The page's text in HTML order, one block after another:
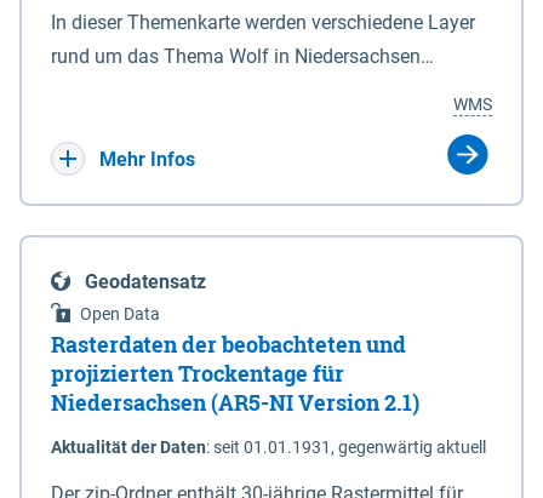
Schutz eines Gebietes vor erhöhten Tiden, vor allem
vor Sturmfluten, zu dienen bestimmt sind (§2 Abs.3
Eigenschaft eines Sperrwerkes durch Widmung, die
die Deichbehörde durch Verordnung ausspricht.
In dieser Themenkarte werden verschiedene Layer
rund um das Thema Wolf in Niedersachsen
sowie Status der bestehenden Wolfsterritorien im
laufenden Monitoringjahr.
WMS
Mehr Infos
Geodatensatz
Open Data
Rasterdaten der beobachteten und
projizierten Trockentage für
Niedersachsen (AR5-NI Version 2.1)
Aktualität der Daten:seit 01.01.1931, gegenwärtig aktuell